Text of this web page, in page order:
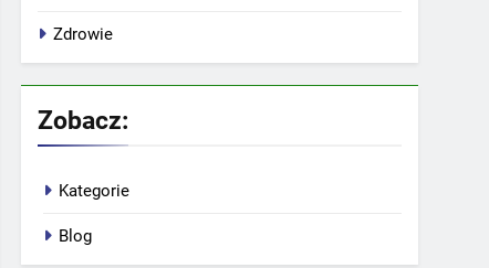
Zdrowie
Zobacz:
Kategorie
Blog